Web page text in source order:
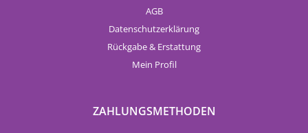
AGB
Datenschutzerklärung
Rückgabe & Erstattung
Mein Profil
ZAHLUNGSMETHODEN